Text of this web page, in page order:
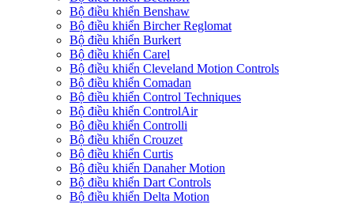
Bộ điều khiển Benshaw
Bộ điều khiển Bircher Reglomat
Bộ điều khiển Burkert
Bộ điều khiển Carel
Bộ điều khiển Cleveland Motion Controls
Bộ điều khiển Comadan
Bộ điều khiển Control Techniques
Bộ điều khiển ControlAir
Bộ điều khiển Controlli
Bộ điều khiển Crouzet
Bộ điều khiển Curtis
Bộ điều khiển Danaher Motion
Bộ điều khiển Dart Controls
Bộ điều khiển Delta Motion